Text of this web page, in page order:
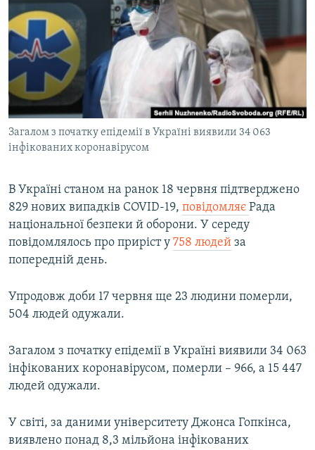
СПЕЦПРОЕКТИ
ДЕПОРТАЦІЯ
ВІДЕОУРОКИ «ELIFBE»
СВІДЧЕННЯ ОКУПАЦІЇ
УКРАЇНСЬКА ПРОБЛЕМА КРИМУ
ІНФОГРАФІКА
ЯК ОБІЙТИ БЛОКУВАННЯ
Русский
Qırımtatar
ДОЛУЧАЙСЯ!
Усі сайти RFE/RL
Загалом з початку епідемії в Україні виявили 34 063
інфікованих коронавірусом
В Україні станом на ранок 18 червня підтверджено
829 нових випадків COVID-19, повідомляє Рада
національної безпеки й оборони. У середу
повідомлялось про приріст у 758 людей за
попередній день.
Упродовж доби 17 червня ще 23 людини померли,
504 людей одужали.
Загалом з початку епідемії в Україні виявили 34 063
інфікованих коронавірусом, померли – 966, а 15 447
людей одужали.
У світі, за даними університету Джонса Гопкінса,
виявлено понад 8,3 мільйона інфікованих